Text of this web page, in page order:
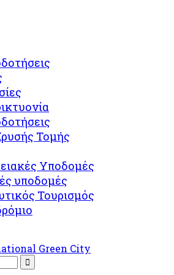
Τομής
Υποδομές​
υποδομές
Τουρισμός